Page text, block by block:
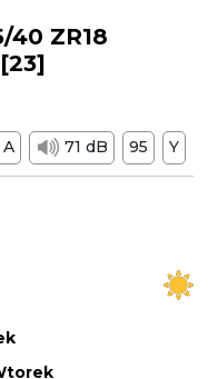
40 ZR18
A 71 dB 95 Y